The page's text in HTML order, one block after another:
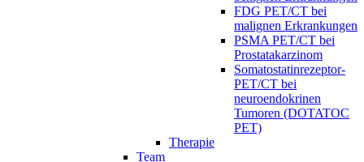
FDG PET/CT bei
malignen Erkrankungen
PSMA PET/CT bei
Prostatakarzinom
Somatostatinrezeptor-
PET/CT bei
neuroendokrinen
Tumoren (DOTATOC
PET)
Therapie
Team